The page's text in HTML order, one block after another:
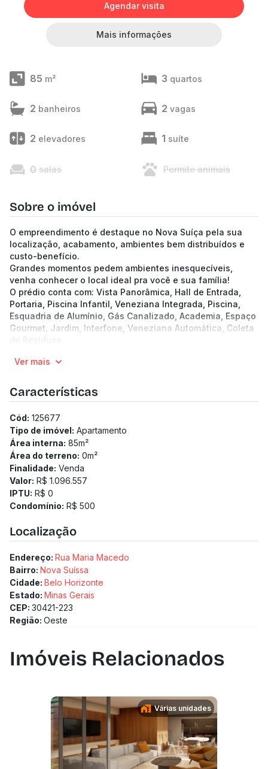
Agendar visita
Mais informações
85 m² 3 quartos
2 banheiros 2 vagas
2 elevadores 1 suíte
0 salas Permite animais
Sobre o imóvel
O empreendimento é destaque no Nova Suíça pela sua
localização, acabamento, ambientes bem distribuídos e
custo-benefício.
Grandes momentos pedem ambientes inesquecíveis,
venha conhecer o local ideal pra você e sua família!
O prédio conta com: Vista Panorâmica, Hall de Entrada,
Portaria, Piscina Infantil, Veneziana Integrada, Piscina,
Esquadria de Alumínio, Gás Canalizado, Academia, Espaço
Gourmet, Jardim, Interfone, Veneziana Automática, Coleta
de Resíduos.
Apartamentos de 84.45 a 187.43 m²
2 a 4 vagas
Previsão de entrega: 30/11/2027
Medidor de gás individualizado
Ver mais
Características
Cód: 125677
Tipo de imóvel: Apartamento
Área interna: 85m²
Área do terreno: 0m²
Finalidade: Venda
Valor: R$ 1.096.557
IPTU: R$ 0
Condomínio: R$ 500
Localização
Endereço: Rua Maria Macedo
Bairro: Nova Suíssa
Cidade: Belo Horizonte
Estado: Minas Gerais
CEP: 30421-223
Região: Oeste
Imóveis Relacionados
Várias unidades